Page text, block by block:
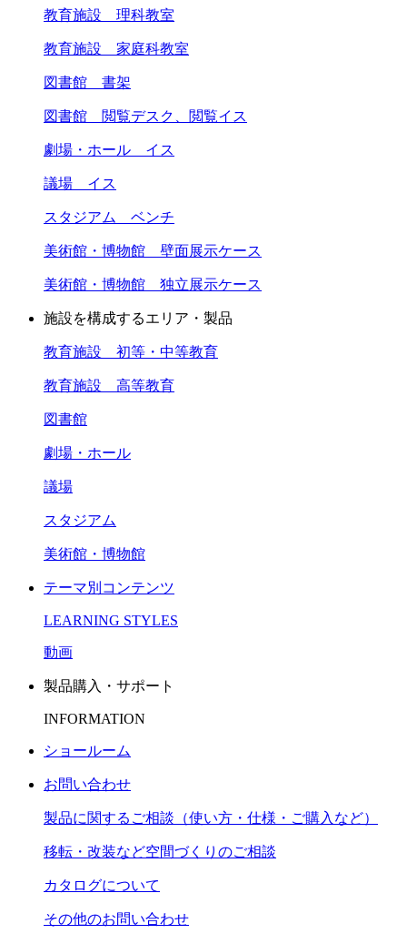
教育施設 理科教室
教育施設 家庭科教室
図書館 書架
図書館 閲覧デスク、閲覧イス
劇場・ホール イス
議場 イス
スタジアム ベンチ
美術館・博物館 壁面展示ケース
美術館・博物館 独立展示ケース
施設を構成するエリア・製品
教育施設 初等・中等教育
教育施設 高等教育
図書館
劇場・ホール
議場
スタジアム
美術館・博物館
テーマ別コンテンツ
LEARNING STYLES
動画
製品購入・サポート
INFORMATION
ショールーム
お問い合わせ
製品に関するご相談（使い方・仕様・ご購入など）
移転・改装など空間づくりのご相談
カタログについて
その他のお問い合わせ